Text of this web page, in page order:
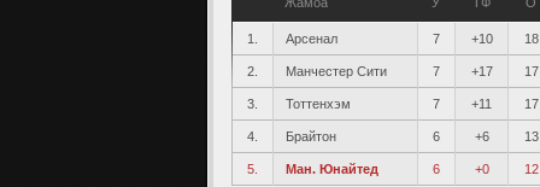
1. Арсенал 7 +10 18
2. Манчестер Сити 7 +17 17
3. Тоттенхэм 7 +11 17
4. Брайтон 6 +6 13
5. Ман. Юнайтед 6 +0 12